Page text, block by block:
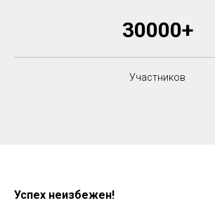
30000+
Участников
Успех неизбежен!